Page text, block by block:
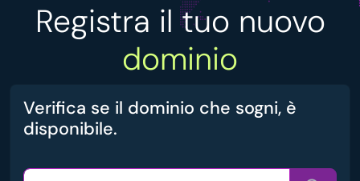
Registra il tuo nuovo
dominio
Verifica se il dominio che sogni, è
disponibile.